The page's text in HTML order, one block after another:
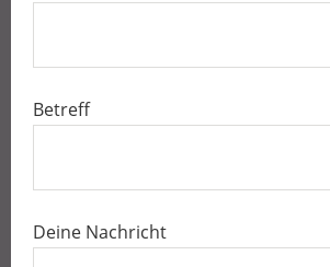
Betreff
Deine Nachricht